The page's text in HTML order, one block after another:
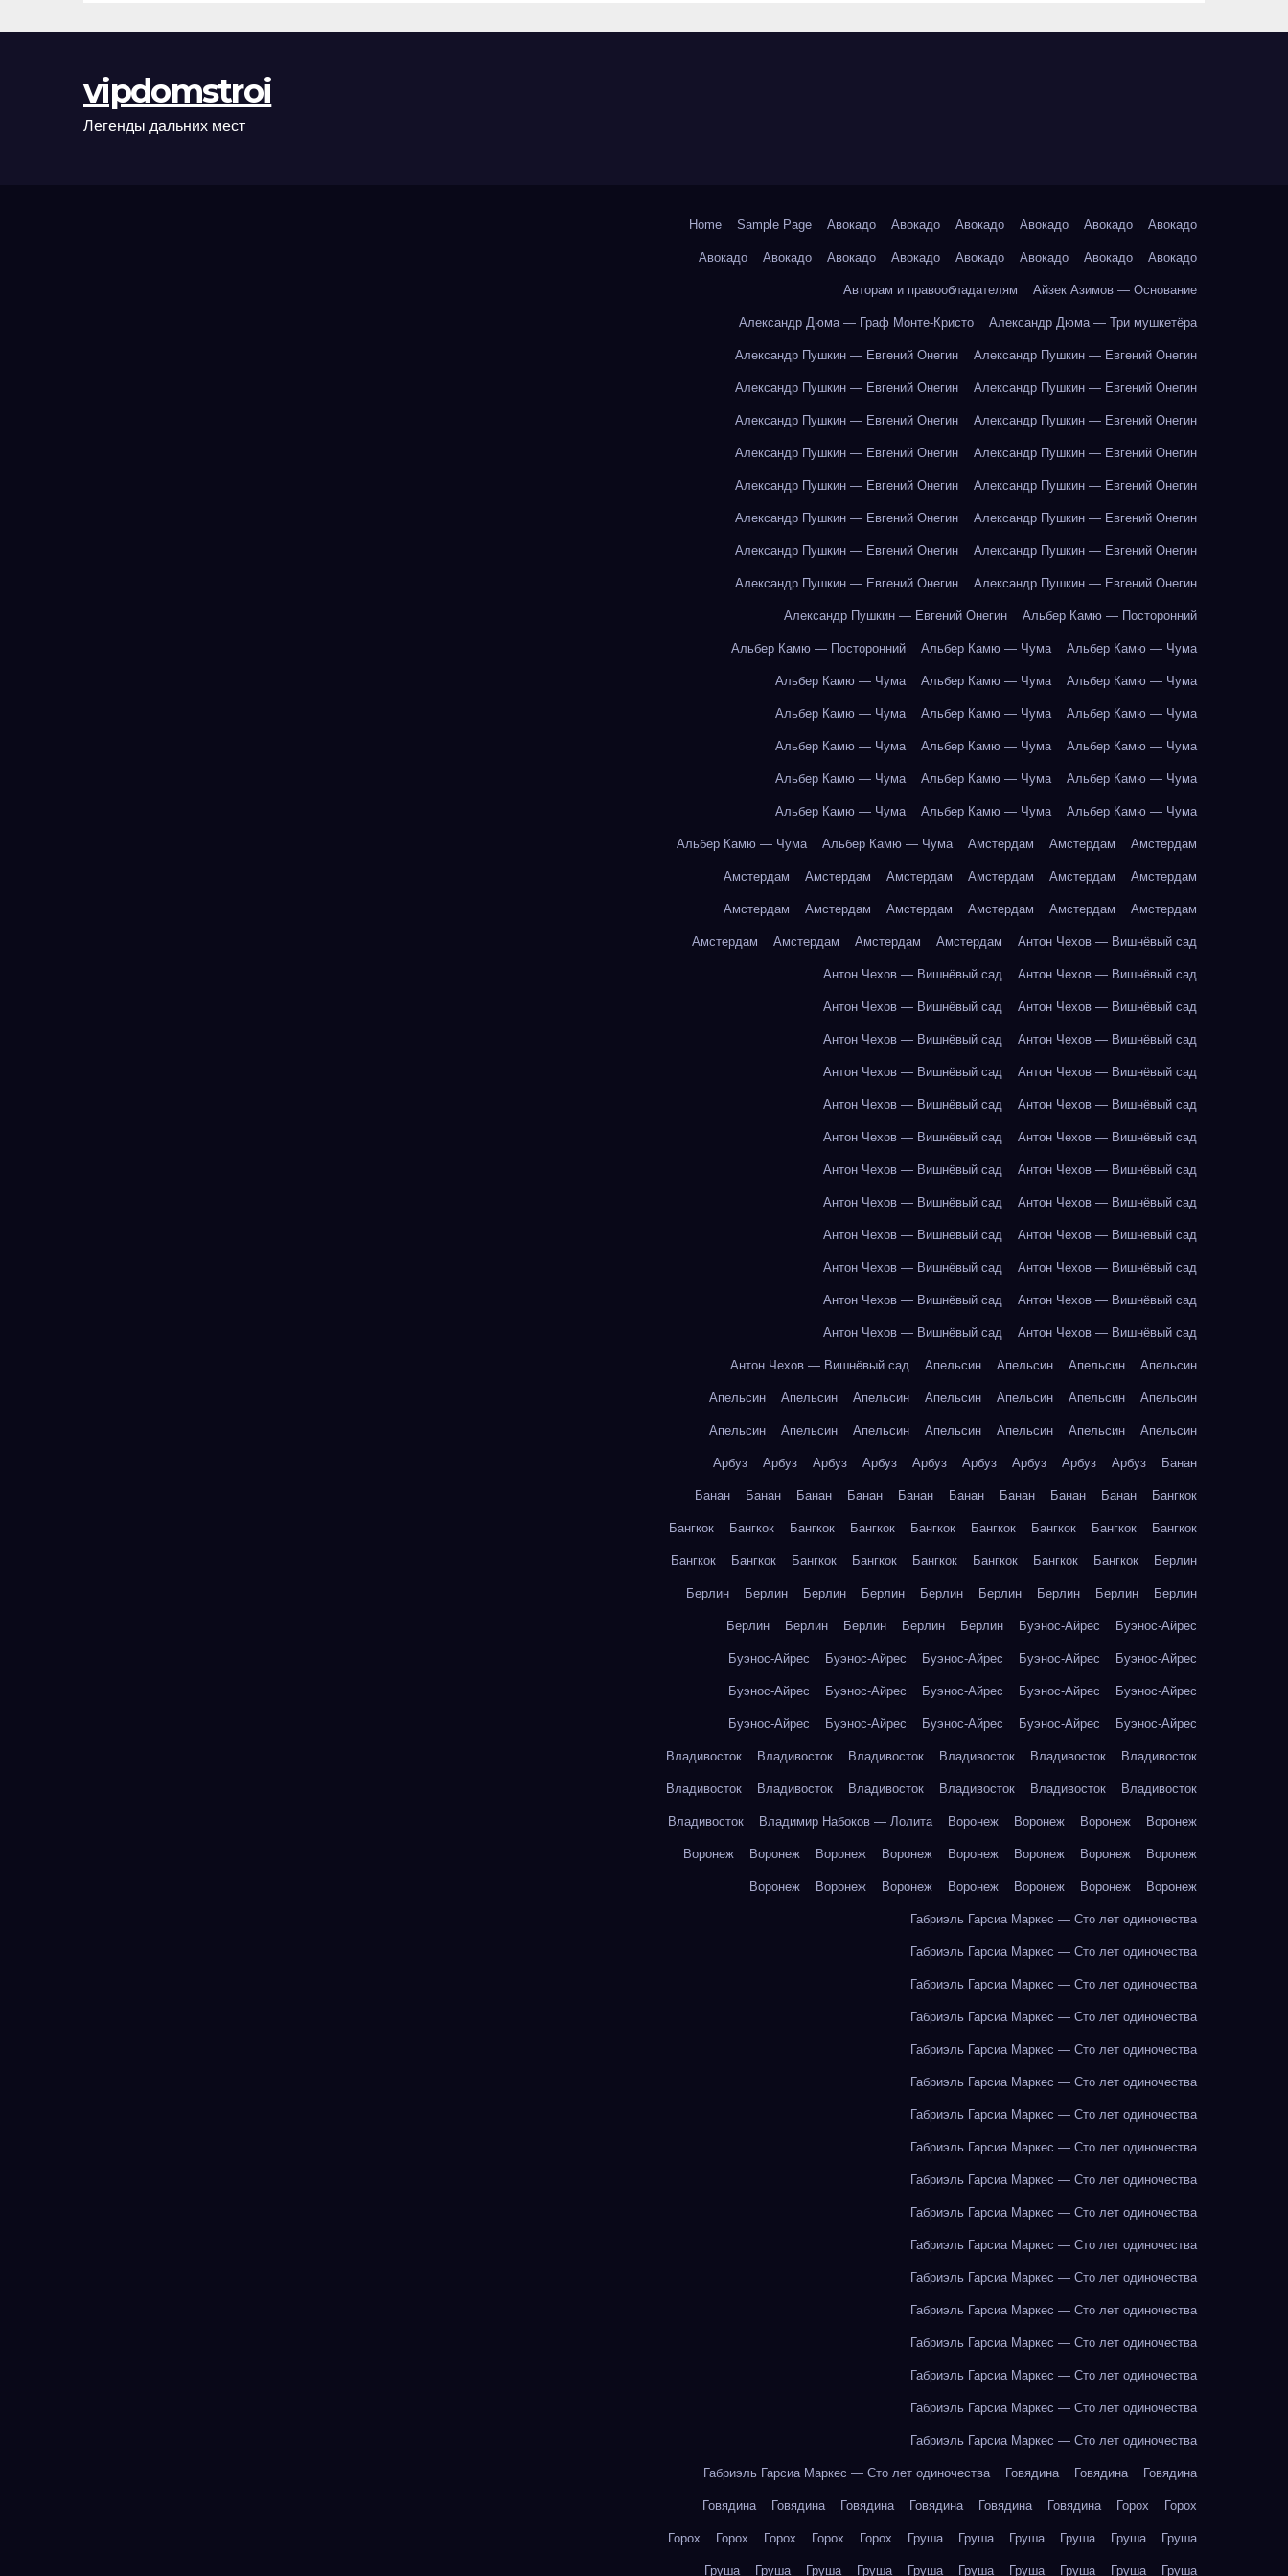
оформления
рыночные
ориентиры
vipdomstroi
Легенды дальних мест
Home Sample Page Авокадо Авокадо Авокадо Авокадо Авокадо Авокадо
Авокадо Авокадо Авокадо Авокадо Авокадо Авокадо Авокадо Авокадо
Авторам и правообладателям Айзек Азимов — Основание
Александр Дюма — Граф Монте-Кристо Александр Дюма — Три мушкетёра
Александр Пушкин — Евгений Онегин Александр Пушкин — Евгений Онегин
Александр Пушкин — Евгений Онегин Александр Пушкин — Евгений Онегин
Александр Пушкин — Евгений Онегин Александр Пушкин — Евгений Онегин
Александр Пушкин — Евгений Онегин Александр Пушкин — Евгений Онегин
Александр Пушкин — Евгений Онегин Александр Пушкин — Евгений Онегин
Александр Пушкин — Евгений Онегин Александр Пушкин — Евгений Онегин
Александр Пушкин — Евгений Онегин Александр Пушкин — Евгений Онегин
Александр Пушкин — Евгений Онегин Александр Пушкин — Евгений Онегин
Александр Пушкин — Евгений Онегин Альбер Камю — Посторонний
Альбер Камю — Посторонний Альбер Камю — Чума Альбер Камю — Чума
Альбер Камю — Чума Альбер Камю — Чума Альбер Камю — Чума
Альбер Камю — Чума Альбер Камю — Чума Альбер Камю — Чума
Альбер Камю — Чума Альбер Камю — Чума Альбер Камю — Чума
Альбер Камю — Чума Альбер Камю — Чума Альбер Камю — Чума
Альбер Камю — Чума Альбер Камю — Чума Альбер Камю — Чума
Альбер Камю — Чума Альбер Камю — Чума Амстердам Амстердам Амстердам
Амстердам Амстердам Амстердам Амстердам Амстердам Амстердам
Амстердам Амстердам Амстердам Амстердам Амстердам Амстердам
Амстердам Амстердам Амстердам Амстердам Антон Чехов — Вишнёвый сад
Антон Чехов — Вишнёвый сад Антон Чехов — Вишнёвый сад
Антон Чехов — Вишнёвый сад Антон Чехов — Вишнёвый сад
Антон Чехов — Вишнёвый сад Антон Чехов — Вишнёвый сад
Антон Чехов — Вишнёвый сад Антон Чехов — Вишнёвый сад
Антон Чехов — Вишнёвый сад Антон Чехов — Вишнёвый сад
Антон Чехов — Вишнёвый сад Антон Чехов — Вишнёвый сад
Антон Чехов — Вишнёвый сад Антон Чехов — Вишнёвый сад
Антон Чехов — Вишнёвый сад Антон Чехов — Вишнёвый сад
Антон Чехов — Вишнёвый сад Антон Чехов — Вишнёвый сад
Антон Чехов — Вишнёвый сад Антон Чехов — Вишнёвый сад
Антон Чехов — Вишнёвый сад Антон Чехов — Вишнёвый сад
Антон Чехов — Вишнёвый сад Антон Чехов — Вишнёвый сад
Антон Чехов — Вишнёвый сад Апельсин Апельсин Апельсин Апельсин
Апельсин Апельсин Апельсин Апельсин Апельсин Апельсин Апельсин
Апельсин Апельсин Апельсин Апельсин Апельсин Апельсин Апельсин
Арбуз Арбуз Арбуз Арбуз Арбуз Арбуз Арбуз Арбуз Арбуз Банан
Банан Банан Банан Банан Банан Банан Банан Банан Банан Бангкок
Бангкок Бангкок Бангкок Бангкок Бангкок Бангкок Бангкок Бангкок Бангкок
Бангкок Бангкок Бангкок Бангкок Бангкок Бангкок Бангкок Бангкок Берлин
Берлин Берлин Берлин Берлин Берлин Берлин Берлин Берлин Берлин
Берлин Берлин Берлин Берлин Берлин Буэнос-Айрес Буэнос-Айрес
Буэнос-Айрес Буэнос-Айрес Буэнос-Айрес Буэнос-Айрес Буэнос-Айрес
Буэнос-Айрес Буэнос-Айрес Буэнос-Айрес Буэнос-Айрес Буэнос-Айрес
Буэнос-Айрес Буэнос-Айрес Буэнос-Айрес Буэнос-Айрес Буэнос-Айрес
Владивосток Владивосток Владивосток Владивосток Владивосток Владивосток
Владивосток Владивосток Владивосток Владивосток Владивосток Владивосток
Владивосток Владимир Набоков — Лолита Воронеж Воронеж Воронеж Воронеж
Воронеж Воронеж Воронеж Воронеж Воронеж Воронеж Воронеж Воронеж
Воронеж Воронеж Воронеж Воронеж Воронеж Воронеж Воронеж
Габриэль Гарсиа Маркес — Сто лет одиночества
Габриэль Гарсиа Маркес — Сто лет одиночества
Габриэль Гарсиа Маркес — Сто лет одиночества
Габриэль Гарсиа Маркес — Сто лет одиночества
Габриэль Гарсиа Маркес — Сто лет одиночества
Габриэль Гарсиа Маркес — Сто лет одиночества
Габриэль Гарсиа Маркес — Сто лет одиночества
Габриэль Гарсиа Маркес — Сто лет одиночества
Габриэль Гарсиа Маркес — Сто лет одиночества
Габриэль Гарсиа Маркес — Сто лет одиночества
Габриэль Гарсиа Маркес — Сто лет одиночества
Габриэль Гарсиа Маркес — Сто лет одиночества
Габриэль Гарсиа Маркес — Сто лет одиночества
Габриэль Гарсиа Маркес — Сто лет одиночества
Габриэль Гарсиа Маркес — Сто лет одиночества
Габриэль Гарсиа Маркес — Сто лет одиночества
Габриэль Гарсиа Маркес — Сто лет одиночества
Габриэль Гарсиа Маркес — Сто лет одиночества Говядина Говядина Говядина
Говядина Говядина Говядина Говядина Говядина Говядина Горох Горох
Горох Горох Горох Горох Горох Груша Груша Груша Груша Груша Груша
Груша Груша Груша Груша Груша Груша Груша Груша Груша Груша